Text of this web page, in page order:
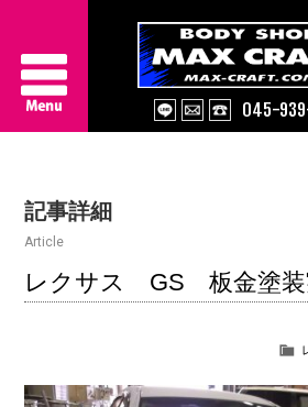
045-
About Us
Works
Contact/Access
記事詳細
Article
レクサス GS 板金塗装